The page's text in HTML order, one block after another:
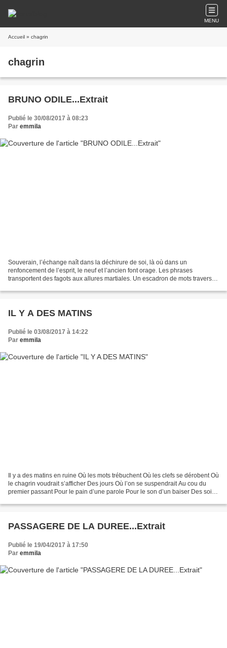
MENU
Accueil » chagrin
chagrin
BRUNO ODILE...Extrait
Publié le 30/08/2017 à 08:23
Par emmila
Souverain, l’échange naît dans la déchirure de soi, là où dans un
renfoncement de l’esprit, le neuf et l’ancien font orage. Les phrases
transportent des fagots aux allures martiales. Un escadron de mots traverse
IL Y A DES MATINS
Publié le 03/08/2017 à 14:22
Par emmila
Il y a des matins en ruine Où les mots trébuchent Où les clefs se dérobent Où
le chagrin voudrait s’afficher Des jours Où l’on se suspendrait Au cou du
premier passant Pour le pain d’une parole Pour le son d’un baiser Des soirs
PASSAGERE DE LA DUREE...Extrait
Publié le 19/04/2017 à 17:50
Par emmila